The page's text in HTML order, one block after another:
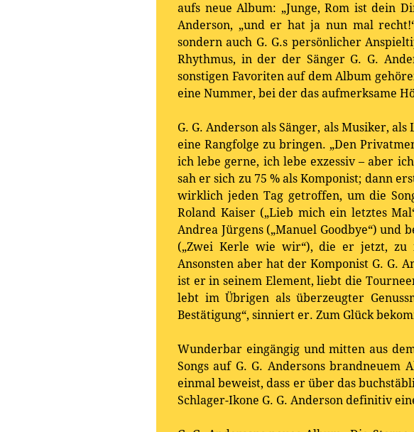
aufs neue Album: „Junge, Rom ist dein
Anderson, „und er hat ja nun mal
sondern auch G. G.s persönlicher
Rhythmus, in der der Sänger G. G.
sonstigen Favoriten auf dem Album
eine Nummer, bei der das aufmerksame
G. G. Anderson als Sänger, als Musiker,
eine Rangfolge zu bringen. „Den
ich lebe gerne, ich lebe exzessiv – aber
sah er sich zu 75 % als Komponist; dann
wirklich jeden Tag getroffen, um die
Roland Kaiser („Lieb mich ein letztes
Andrea Jürgens („Manuel Goodbye“) und
(„Zwei Kerle wie wir“), die er jetzt, zu
Ansonsten aber hat der Komponist G. G.
ist er in seinem Element, liebt die
lebt im Übrigen als überzeugter
Bestätigung“, sinniert er. Zum Glück
Wunderbar eingängig und mitten aus
Songs auf G. G. Andersons brandneuem
einmal beweist, dass er über das
Schlager-Ikone G. G. Anderson definitiv